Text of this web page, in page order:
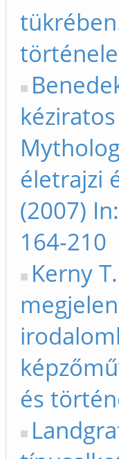
életrajzi
(2007)
164-210
Kerny
és